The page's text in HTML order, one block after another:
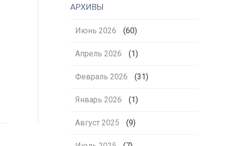
АРХИВЫ
Июнь 2026 (60)
Апрель 2026 (1)
Февраль 2026 (31)
Январь 2026 (1)
Август 2025 (9)